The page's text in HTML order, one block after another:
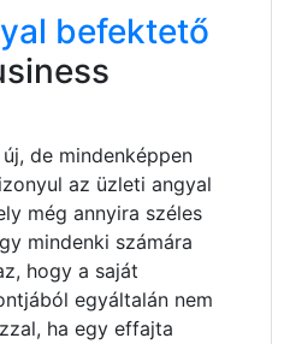
befektető
de mindenképpen
az üzleti angyal
még annyira széles
mindenki számára
hogy a saját
egyáltalán nem
ha egy effajta